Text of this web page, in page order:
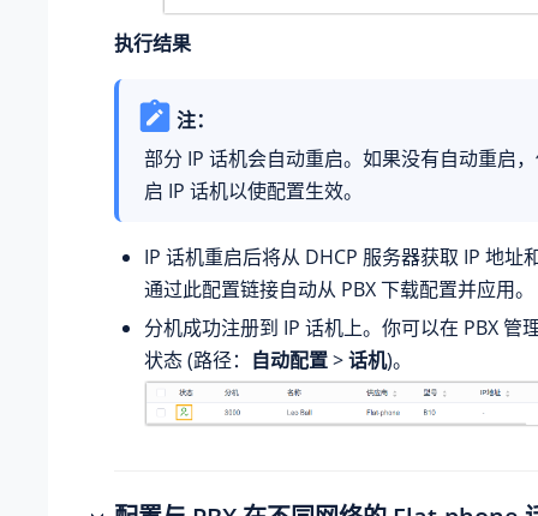
执行结果
注：
部分 IP 话机会自动重启。如果没有自动重启
启 IP 话机以使配置生效。
IP 话机重启后将从 DHCP 服务器获取 IP 地址
通过此配置链接自动从 PBX 下载配置并应用。
分机成功注册到 IP 话机上。你可以在 PBX 管
状态 (路径： 自动配置>话机)。